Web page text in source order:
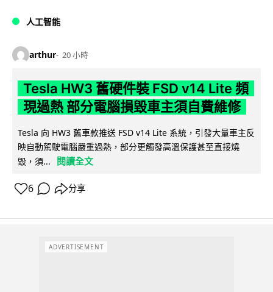
人工智能
arthur 20 小時
Tesla HW3 舊硬件裝 FSD v14 Lite 頻
現過熱 部分電腦損毀車主須自費維修
Tesla 向 HW3 舊車款推送 FSD v14 Lite 系統，引發大量車主反
映自動駕駛電腦嚴重過熱，部分更觸發高溫保護甚至直接燒
毀，須...
閱讀全文
6 分享
ADVERTISEMENT